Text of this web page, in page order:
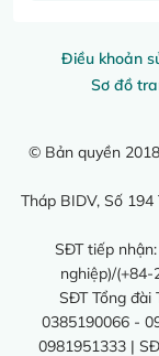
Điều khoản
Sơ đồ
© Bản quyền
Tháp BIDV, Số
SĐT tiếp
nghiệp)/
SĐT Tổng đài
0385190066 -
0981951333 |